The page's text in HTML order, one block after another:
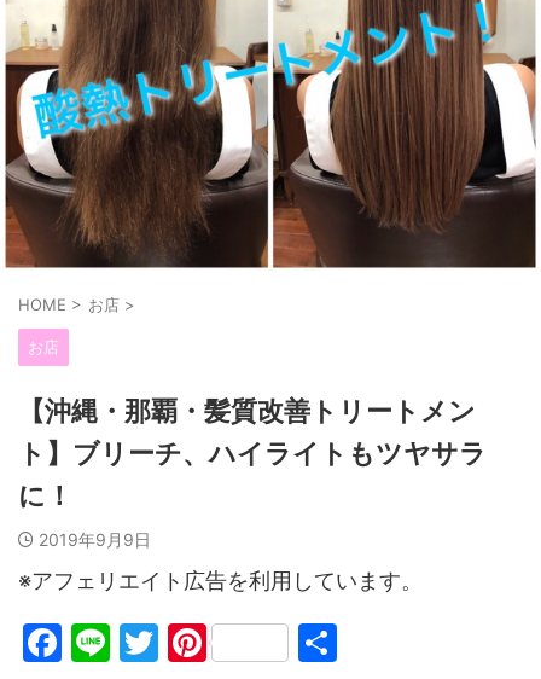
HOME > お店 >
お店
【沖縄・那覇・髪質改善トリートメン
ト】ブリーチ、ハイライトもツヤサラ
に！
2019年9月9日
※アフェリエイト広告を利用しています。
F
Li T Pi